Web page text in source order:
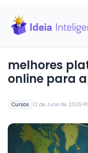
Cursos 12 de June de 2025•
melhores
online para